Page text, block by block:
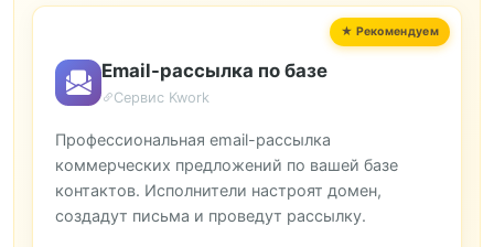
Email-рассылка по базе
Сервис Kwork
Профессиональная email-рассылка
коммерческих предложений по вашей базе
контактов. Исполнители настроят домен,
создадут письма и проведут рассылку.